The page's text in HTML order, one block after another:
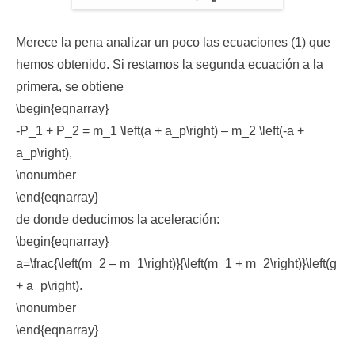
Merece la pena analizar un poco las ecuaciones (1) que
hemos obtenido. Si restamos la segunda ecuación a la
primera, se obtiene
\begin{eqnarray}
-P_1 + P_2 = m_1 \left(a + a_p\right) – m_2 \left(-a +
a_p\right),
\nonumber
\end{eqnarray}
de donde deducimos la aceleración:
\begin{eqnarray}
a=\frac{\left(m_2 – m_1\right)}{\left(m_1 + m_2\right)}\left(g
+ a_p\right).
\nonumber
\end{eqnarray}